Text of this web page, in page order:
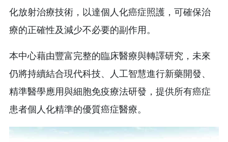
化放射治療技術，以達個人化癌症照護，可確保治
療的正確性及減少不必要的副作用。
本中心藉由豐富完整的臨床醫療與轉譯研究，未來
仍將持續結合現代科技、人工智慧進行新藥開發、
精準醫學應用與細胞免疫療法研發，提供所有癌症
患者個人化精準的優質癌症醫療。